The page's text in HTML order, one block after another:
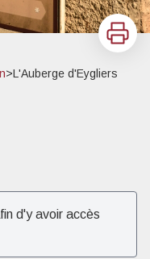
Imprimer
>L'Auberge d'Eygliers
d'y avoir accès